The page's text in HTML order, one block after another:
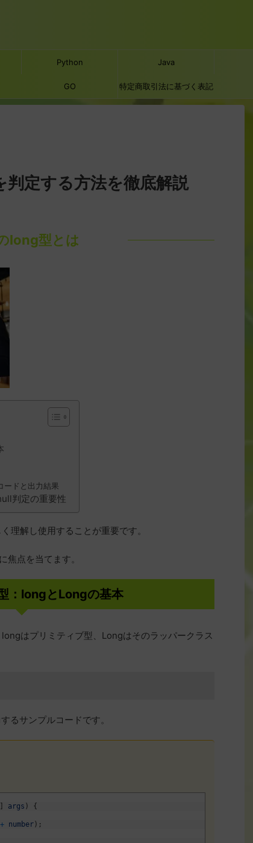
Python Java
GO 特定商取引法に基づく表記
判定する方法を徹底解説
long型とは
ードと出力結果
判定の重要性
理解し使用することが重要です。
点を当てます。
：longとLongの基本
はプリミティブ型、Longはそのラッパークラス
るサンプルコードです。
args )
{
+ number ) ;